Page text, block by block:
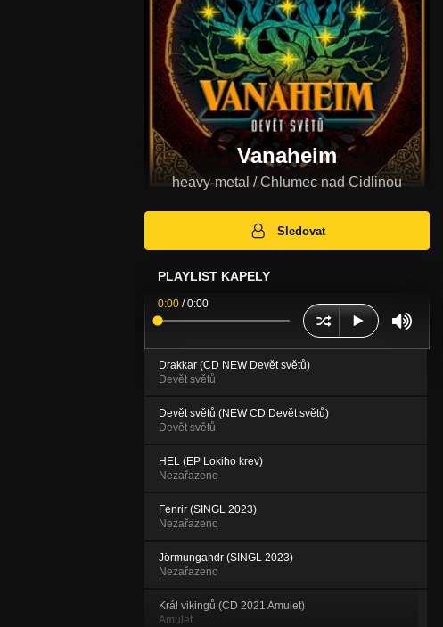
Vanaheim
heavy-metal / Chlumec nad Cidlinou
Sledovat
PLAYLIST KAPELY
0:00 /0:00
Drakkar (CD NEW Devět světů)
Devět světů
Devět světů (NEW CD Devět světů)
Devět světů
HEL (EP Lokiho krev)
Nezařazeno
Fenrir (SINGL 2023)
Nezařazeno
Jörmungandr (SINGL 2023)
Nezařazeno
Král vikingů (CD 2021 Amulet)
Amulet